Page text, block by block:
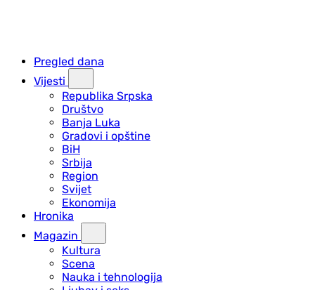
Pregled dana
Vijesti
Republika Srpska
Društvo
Banja Luka
Gradovi i opštine
BiH
Srbija
Region
Svijet
Ekonomija
Hronika
Magazin
Kultura
Scena
Nauka i tehnologija